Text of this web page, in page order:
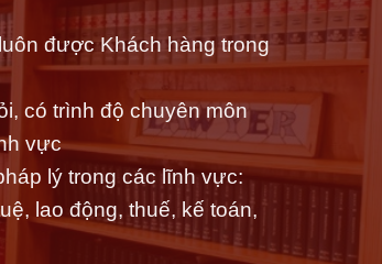
được Khách hàng trong
có trình độ chuyên môn
vực
lý trong các lĩnh vực:
lao động, thuế, kế toán,